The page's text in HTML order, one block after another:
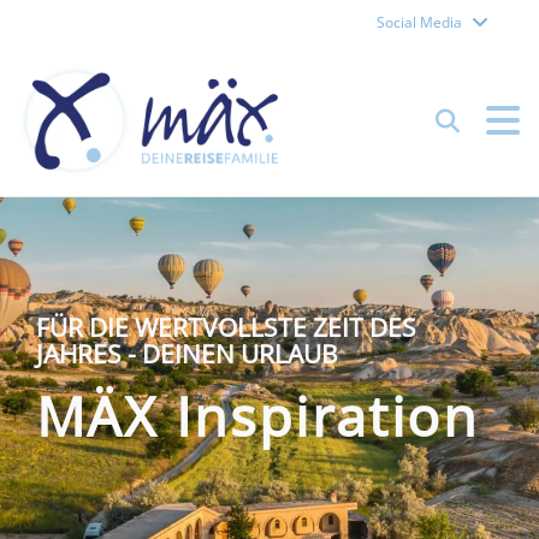
Social Media
Suchen
FÜR DIE WERTVOLLSTE ZEIT DES
JAHRES - DEINEN URLAUB
MÄX Inspiration